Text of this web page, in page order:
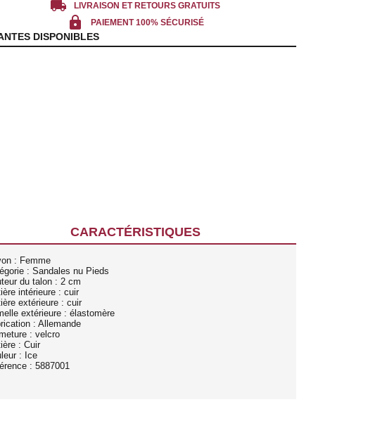
local_shipping LIVRAISON ET RETOURS GRATUITS
lock PAIEMENT 100% SÉCURISÉ
DISPONIBLES
CARACTÉRISTIQUES
: Femme
: Sandales nu Pieds
du talon : 2 cm
intérieure : cuir
extérieure : cuir
extérieure : élastomère
: Allemande
: velcro
: Cuir
: Ice
: 5887001